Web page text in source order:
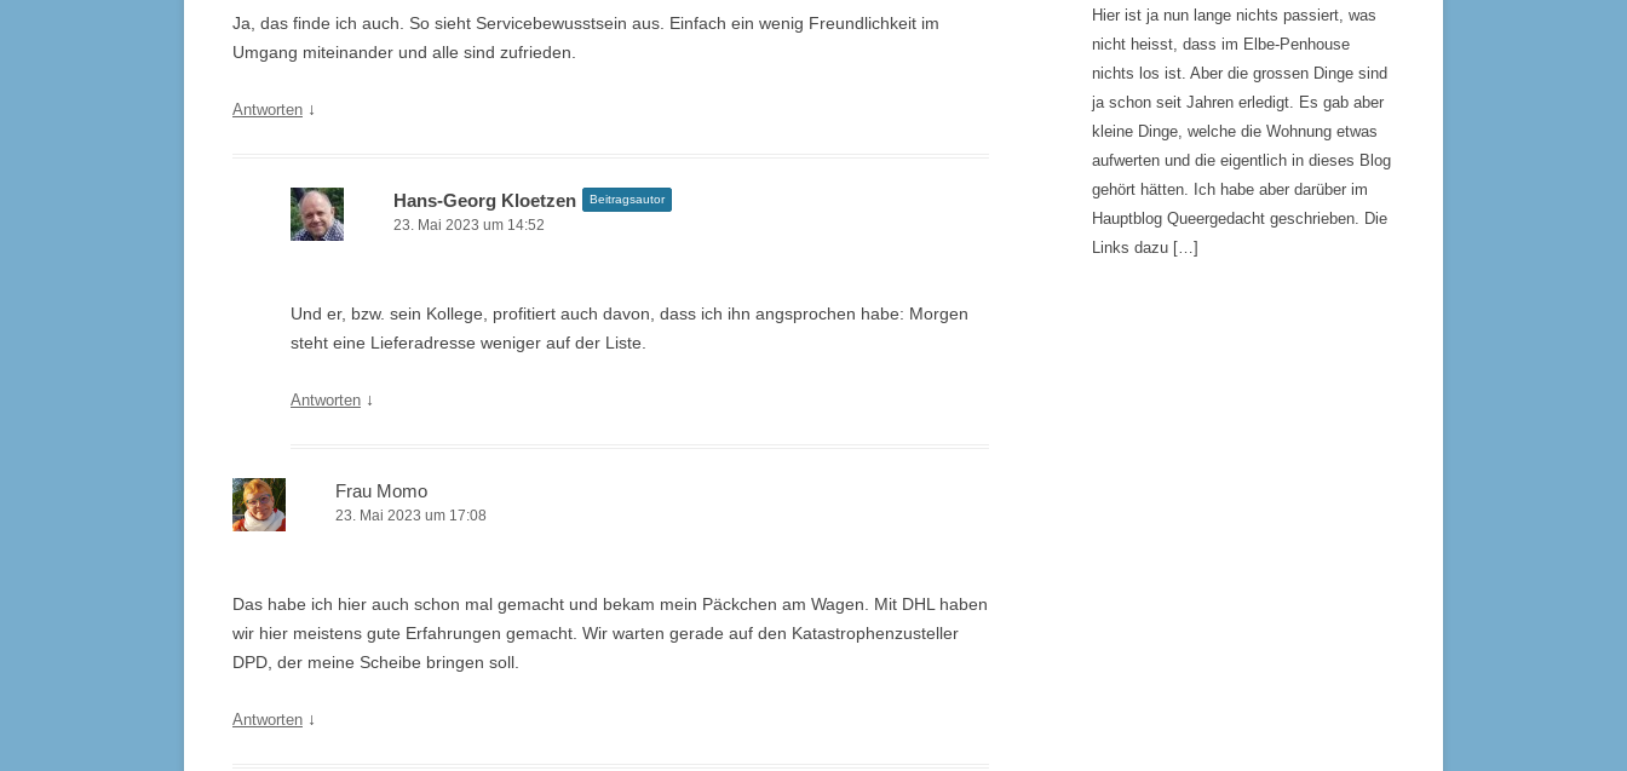
Ja, das finde ich auch. So sieht Servicebewusstsein aus. Einfach ein wenig Freundlichkeit im
Umgang miteinander und alle sind zufrieden.
Antworten ↓
Hans-Georg Kloetzen Beitragsautor
23. Mai 2023 um 14:52
Und er, bzw. sein Kollege, profitiert auch davon, dass ich ihn angsprochen habe: Morgen
steht eine Lieferadresse weniger auf der Liste.
Antworten ↓
Frau Momo
23. Mai 2023 um 17:08
Das habe ich hier auch schon mal gemacht und bekam mein Päckchen am Wagen. Mit DHL haben
wir hier meistens gute Erfahrungen gemacht. Wir warten gerade auf den Katastrophenzusteller
DPD, der meine Scheibe bringen soll.
Antworten ↓
Hier ist ja nun lange nichts passiert, was
nicht heisst, dass im Elbe-Penhouse
nichts los ist. Aber die grossen Dinge sind
ja schon seit Jahren erledigt. Es gab aber
kleine Dinge, welche die Wohnung etwas
aufwerten und die eigentlich in dieses Blog
gehört hätten. Ich habe aber darüber im
Hauptblog Queergedacht geschrieben. Die
Links dazu […]